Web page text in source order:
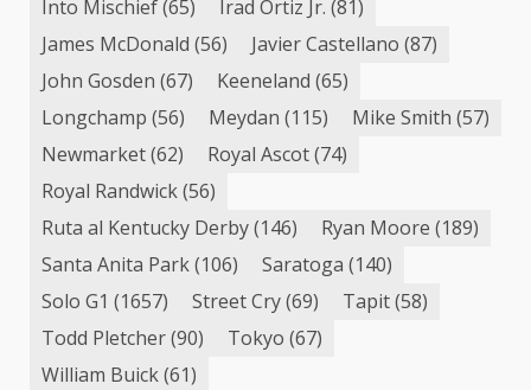
Into Mischief(65) Irad Ortiz Jr. (81)
James McDonald (56) Javier Castellano (87)
John Gosden (67) Keeneland (65)
Longchamp (56) Meydan (115) Mike Smith (57)
Newmarket(62) Royal Ascot(74)
Royal Randwick(56)
Ruta al Kentucky Derby(146) Ryan Moore (189)
Santa Anita Park(106) Saratoga (140)
Solo G1 (1657) Street Cry(69) Tapit(58)
Todd Pletcher(90) Tokyo (67)
William Buick(61)